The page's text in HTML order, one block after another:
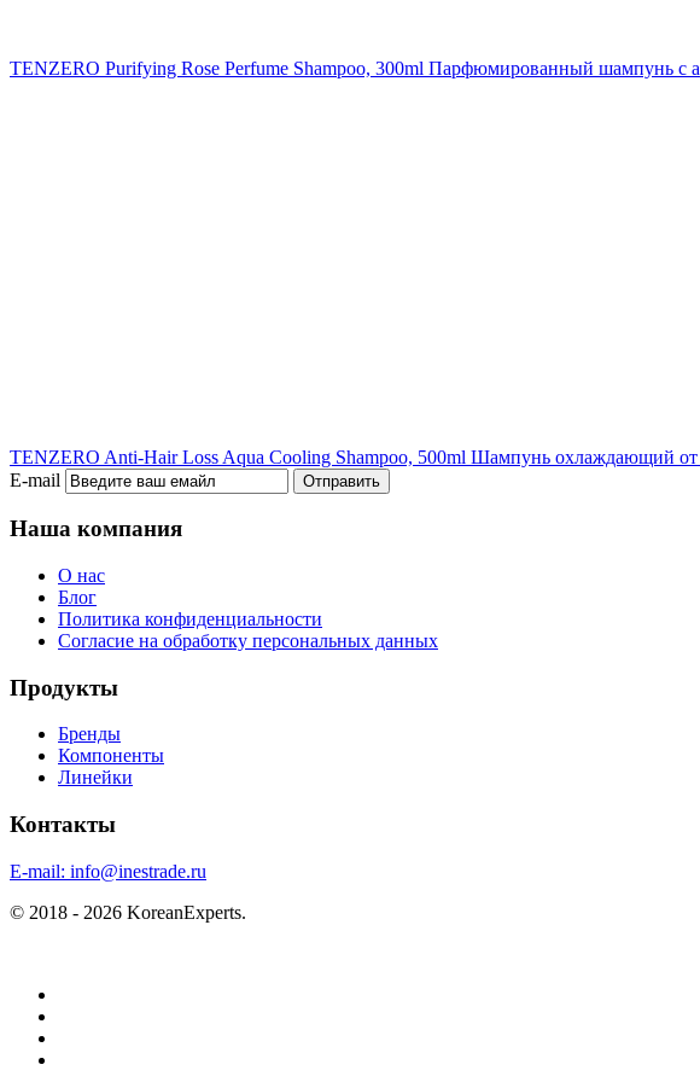
TENZERO Purifying Rose Perfume Shampoo, 300ml Парфюмированный шампунь с
TENZERO Anti-Hair Loss Aqua Cooling Shampoo, 500ml Шампунь охлаждающий от
E-mail
Отправить
Наша компания
О нас
Блог
Политика конфиденциальности
Согласие на обработку персональных данных
Продукты
Бренды
Компоненты
Линейки
Контакты
E-mail: info@inestrade.ru
© 2018 - 2026 KoreanExperts.